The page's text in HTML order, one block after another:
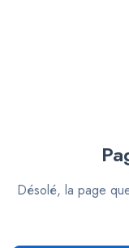
Désolé, la page